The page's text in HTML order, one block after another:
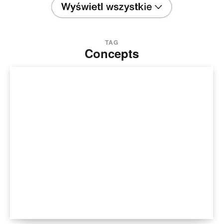
TAG
Concepts